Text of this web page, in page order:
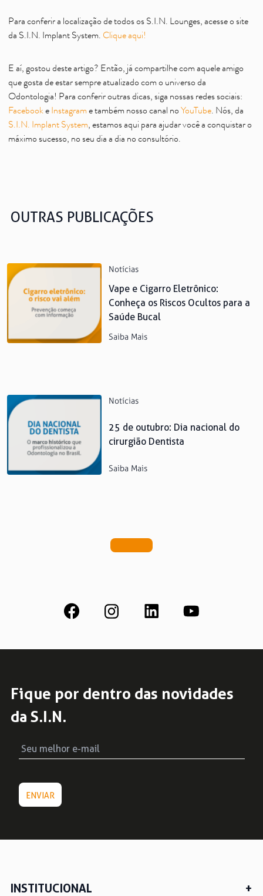
Para conferir a localização de todos os S.I.N. Lounges, acesse o site
da S.I.N. Implant System. Clique aqui!
E aí, gostou deste artigo? Então, já compartilhe com aquele amigo
que gosta de estar sempre atualizado com o universo da
Odontologia! Para conferir outras dicas, siga nossas redes sociais:
Facebooke Instagram e também nosso canal no YouTube. Nós, da
S.I.N. Implant System, estamos aqui para ajudar você a conquistar o
máximo sucesso, no seu dia a dia no consultório.
OUTRAS PUBLICAÇÕES
Notícias
Vape e Cigarro Eletrônico:
Conheça os Riscos Ocultos para a
Saúde Bucal
Saiba Mais
Notícias
25 de outubro: Dia nacional do
cirurgião Dentista
Saiba Mais
Fique por dentro das novidades
da S.I.N.
INSTITUCIONAL